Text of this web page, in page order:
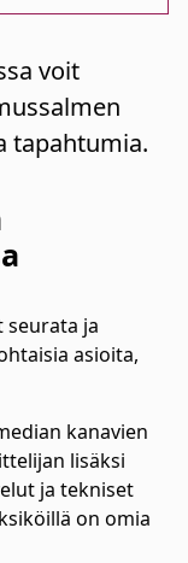
voit
tapahtumia.
seurata ja
asioita,
kanavien
lisäksi
ja tekniset
on omia